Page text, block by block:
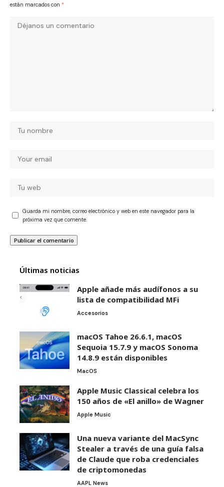
están marcados con *
Guarda mi nombre, correo electrónico y web en este navegador para la
próxima vez que comente.
Últimas noticias
Apple añade más audífonos a su
lista de compatibilidad MFi
Accesorios
macOS Tahoe 26.6.1, macOS
Sequoia 15.7.9 y macOS Sonoma
14.8.9 están disponibles
MacOS
Apple Music Classical celebra los
150 años de «El anillo» de Wagner
Apple Music
Una nueva variante del MacSync
Stealer a través de una guía falsa
de Claude que roba credenciales
de criptomonedas
AAPL News